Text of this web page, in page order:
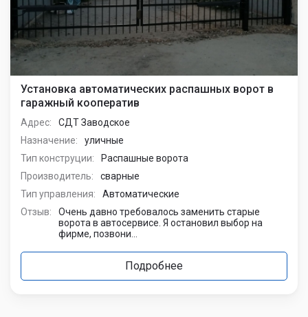
Установка автоматических распашных ворот в
гаражный кооператив
Адрес:
СДТ Заводское
Назначение:
уличные
Тип конструции:
Распашные ворота
Производитель:
сварные
Тип управления:
Автоматические
Отзыв:
Очень давно требовалось заменить старые
ворота в автосервисе. Я остановил выбор на
фирме, позвони...
Подробнее